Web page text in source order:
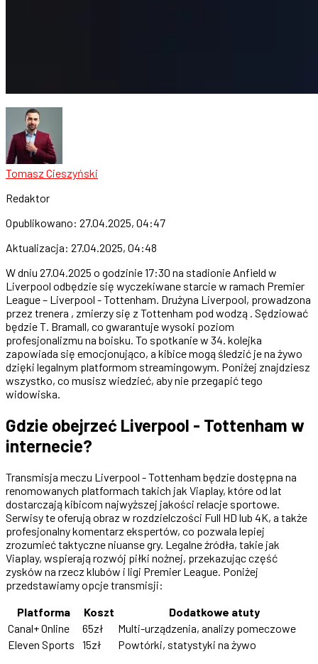
Tomasz Cieszyński
Redaktor
Opublikowano: 27.04.2025, 04:47
Aktualizacja: 27.04.2025, 04:48
W dniu 27.04.2025 o godzinie 17:30 na stadionie Anfield w
Liverpool odbędzie się wyczekiwane starcie w ramach Premier
League – Liverpool - Tottenham. Drużyna Liverpool, prowadzona
przez trenera , zmierzy się z Tottenham pod wodzą . Sędziować
będzie T. Bramall, co gwarantuje wysoki poziom
profesjonalizmu na boisku. To spotkanie w 34. kolejka
zapowiada się emocjonująco, a kibice mogą śledzić je na żywo
dzięki legalnym platformom streamingowym. Poniżej znajdziesz
wszystko, co musisz wiedzieć, aby nie przegapić tego
widowiska.
Gdzie obejrzeć Liverpool - Tottenham w
internecie?
Transmisja meczu Liverpool - Tottenham będzie dostępna na
renomowanych platformach takich jak Viaplay, które od lat
dostarczają kibicom najwyższej jakości relacje sportowe.
Serwisy te oferują obraz w rozdzielczości Full HD lub 4K, a także
profesjonalny komentarz ekspertów, co pozwala lepiej
zrozumieć taktyczne niuanse gry. Legalne źródła, takie jak
Viaplay, wspierają rozwój piłki nożnej, przekazując część
zysków na rzecz klubów i ligi Premier League. Poniżej
przedstawiamy opcje transmisji:
Platforma
Koszt
Dodatkowe atuty
Canal+ Online
65zł
Multi-urządzenia, analizy pomeczowe
Eleven Sports
15zł Powtórki, statystyki na żywo